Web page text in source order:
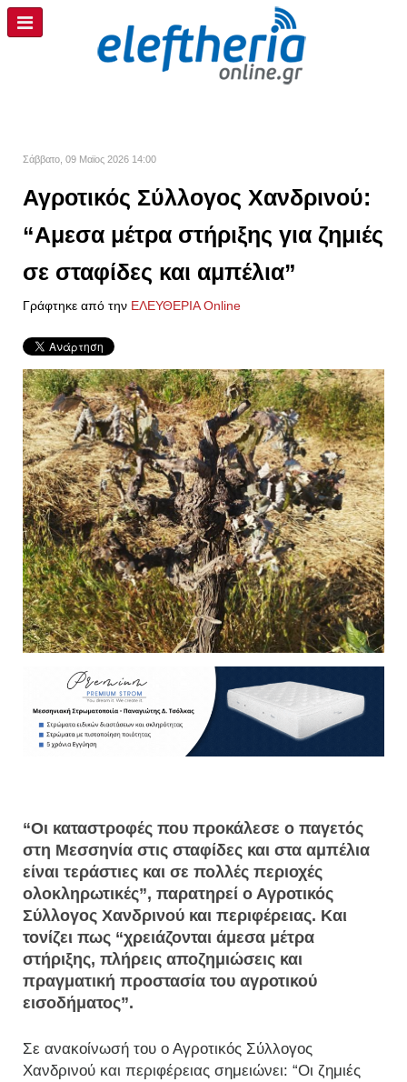
Σάββατο, 09 Μαϊος 2026 14:00
Αγροτικός Σύλλογος Χανδρινού:
“Αμεσα μέτρα στήριξης για ζημιές
σε σταφίδες και αμπέλια”
Γράφτηκε από την ΕΛΕΥΘΕΡΙΑ Online
“Οι καταστροφές που προκάλεσε ο παγετός
στη Μεσσηνία στις σταφίδες και στα αμπέλια
είναι τεράστιες και σε πολλές περιοχές
ολοκληρωτικές”, παρατηρεί ο Αγροτικός
Σύλλογος Χανδρινού και περιφέρειας. Και
τονίζει πως “χρειάζονται άμεσα μέτρα
στήριξης, πλήρεις αποζημιώσεις και
πραγματική προστασία του αγροτικού
εισοδήματος”.
Σε ανακοίνωσή του ο Αγροτικός Σύλλογος
Χανδρινού και περιφέρειας σημειώνει: “Οι ζημιές